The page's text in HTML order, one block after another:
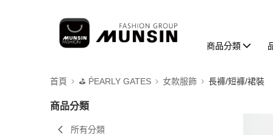
商品分類
首頁 ⛳️ ṔEARLY GATES 女款服飾 長褲/短褲/裙裝
商品分類
所有分類